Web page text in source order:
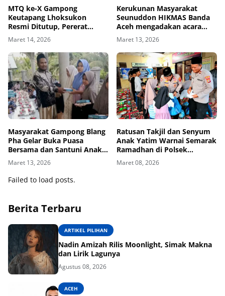
MTQ ke-X Gampong
Keutapang Lhoksukon
Resmi Ditutup, Pererat
Silaturahmi Warga
Maret 14, 2026
Kerukunan Masyarakat
Seunuddon HIKMAS Banda
Aceh mengadakan acara
Silaturahmi dan Buka Puasa
Bersama
Maret 13, 2026
Masyarakat Gampong Blang
Pha Gelar Buka Puasa
Bersama dan Santuni Anak
Yatim Piatu
Maret 13, 2026
Ratusan Takjil dan Senyum
Anak Yatim Warnai Semarak
Ramadhan di Polsek
Seunuddon
Maret 08, 2026
Failed to load posts.
Berita Terbaru
ARTIKEL PILIHAN
Nadin Amizah Rilis Moonlight, Simak Makna
dan Lirik Lagunya
Agustus 08, 2026
ACEH